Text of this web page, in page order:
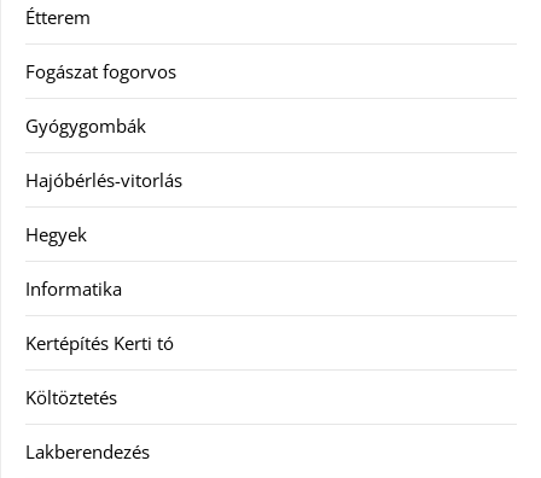
Étterem
Fogászat fogorvos
Gyógygombák
Hajóbérlés-vitorlás
Hegyek
Informatika
Kertépítés Kerti tó
Költöztetés
Lakberendezés